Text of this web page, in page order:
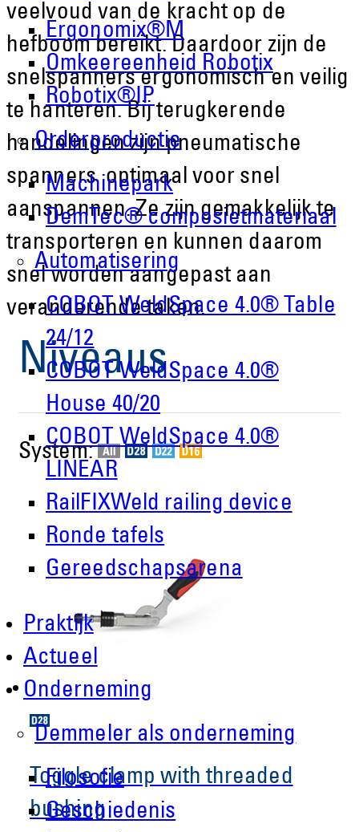
Ergonomix®M
Omkeereenheid Robotix
Robotix®IP
Orderproductie
Machinepark
DemTec® composietmateriaal
Automatisering
COBOT WeldSpace 4.0® Table
24/12
COBOT WeldSpace 4.0®
House 40/20
COBOT WeldSpace 4.0®
LINEAR
RailFIXWeld railing device
Ronde tafels
Gereedschapsarena
Praktijk
Actueel
Onderneming
Demmeler als onderneming
Filosofie
Geschiedenis
veelvoud van de kracht op de
hefboom bereikt. Daardoor zijn de
snelspanners ergonomisch en veilig
te hanteren. Bij terugkerende
handelingen zijn pneumatische
spanners optimaal voor snel
aanspannen. Ze zijn gemakkelijk te
transporteren en kunnen daarom
snel worden aangepast aan
veranderende taken.
Niveaus
System:
Toggle clamp with threaded
bushing